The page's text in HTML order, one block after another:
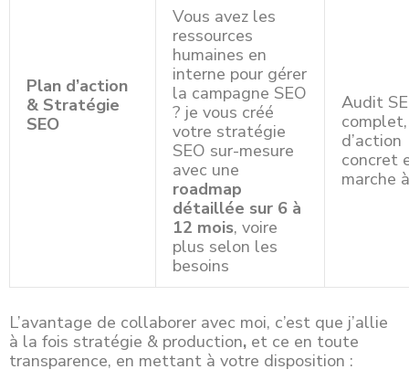
Plan d’action
& Stratégie
SEO
Vous avez les
ressources
humaines en
interne pour gérer
la campagne SEO
? je vous créé
votre stratégie
SEO sur-mesure
avec une
roadmap
détaillée sur 6 à
12 mois, voire
plus selon les
besoins
Audit
d’action
concret
marche
L’avantage de collaborer avec moi, c’est que j’allie
à la fois stratégie & production, et ce en toute
transparence, en mettant à votre disposition :